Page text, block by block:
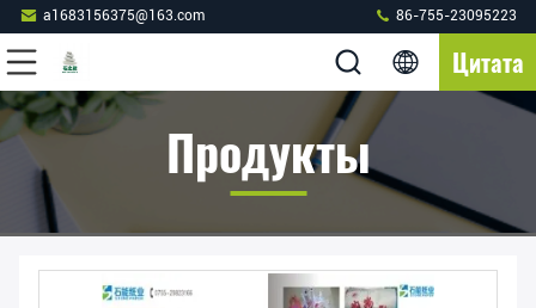
a1683156375@163.com 86-755-23095223
Цитата
Продукты